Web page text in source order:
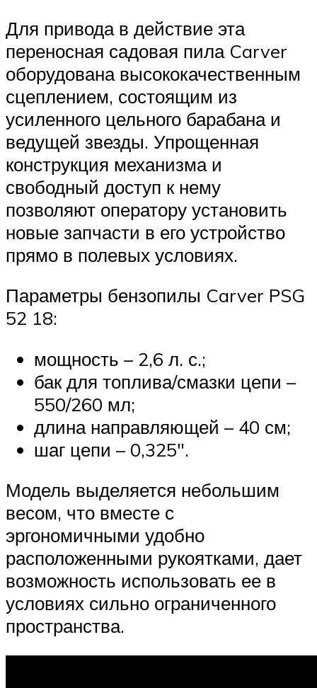
Для привода в действие эта
переносная садовая пила Carver
оборудована высококачественным
сцеплением, состоящим из
усиленного цельного барабана и
ведущей звезды. Упрощенная
конструкция механизма и
свободный доступ к нему
позволяют оператору установить
новые запчасти в его устройство
прямо в полевых условиях.
Параметры бензопилы Carver PSG
52 18:
мощность – 2,6 л. с.;
бак для топлива/смазки цепи –
550/260 мл;
длина направляющей – 40 см;
шаг цепи – 0,325″.
Модель выделяется небольшим
весом, что вместе с
эргономичными удобно
расположенными рукоятками, дает
возможность использовать ее в
условиях сильно ограниченного
пространства.